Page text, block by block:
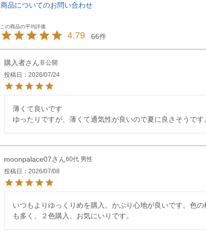
商品についてのお問い合わせ
4.79 66
購入者
非公開
投稿日
2026/07/24
薄くて良いです
ゆったりですが、薄くて通気性が良いので夏に良さそうです
moonpalace07 60代 男性
投稿日
2026/07/08
いつもよりゆっくりめを購入。かぶり心地が良いです。色の
も多く、２色購入。お気にいりです。